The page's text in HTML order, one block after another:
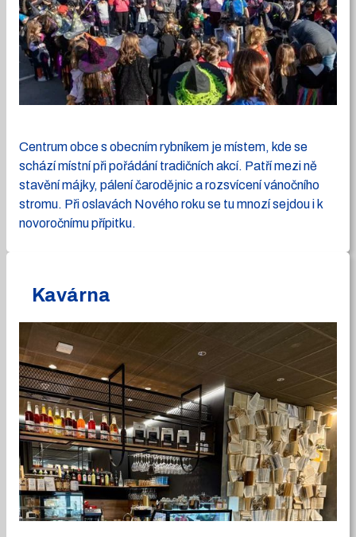
Centrum obce s obecním rybníkem je místem, kde se
schází místní při pořádání tradičních akcí. Patří mezi ně
stavění májky, pálení čarodějnic a rozsvícení vánočního
stromu. Při oslavách Nového roku se tu mnozí sejdou i k
novoročnímu přípitku.
Kavárna